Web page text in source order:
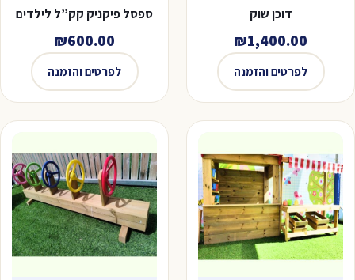
דוכן שוק
₪1,400.00
לפרטים והזמנה
ספסל פיקניק קק”ל לילדים
₪600.00
לפרטים והזמנה